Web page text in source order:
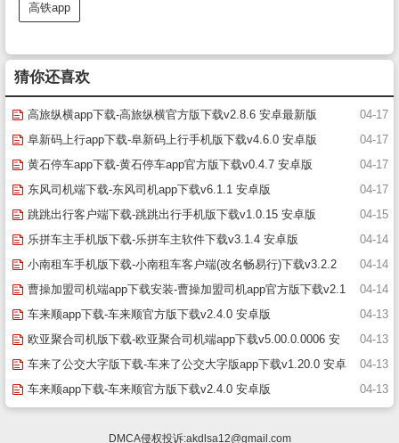
高铁app
猜你还喜欢
04-17
高旅纵横app下载-高旅纵横官方版下载v2.8.6 安卓最新版
04-17
阜新码上行app下载-阜新码上行手机版下载v4.6.0 安卓版
04-17
黄石停车app下载-黄石停车app官方版下载v0.4.7 安卓版
04-17
东风司机端下载-东风司机app下载v6.1.1 安卓版
04-15
跳跳出行客户端下载-跳跳出行手机版下载v1.0.15 安卓版
04-14
乐拼车主手机版下载-乐拼车主软件下载v3.1.4 安卓版
04-14
小南租车手机版下载-小南租车客户端(改名畅易行)下载v3.2.2
安卓版
04-14
曹操加盟司机端app下载安装-曹操加盟司机app官方版下载v2.1
8.2 安卓版
04-13
车来顺app下载-车来顺官方版下载v2.4.0 安卓版
04-13
欧亚聚合司机版下载-欧亚聚合司机端app下载v5.00.0.0006 安
卓版
04-13
车来了公交大字版下载-车来了公交大字版app下载v1.20.0 安卓
版
04-13
车来顺app下载-车来顺官方版下载v2.4.0 安卓版
DMCA侵权投诉:akdlsa12@gmail.com